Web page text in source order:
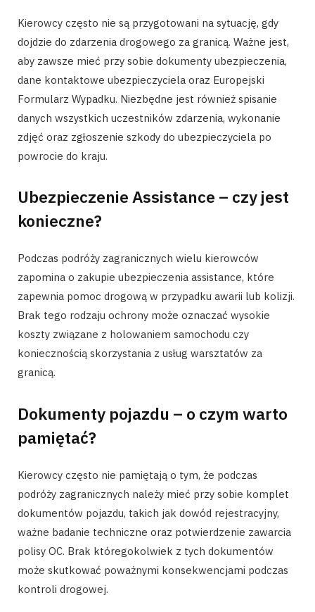
Kierowcy często nie są przygotowani na sytuację, gdy
dojdzie do zdarzenia drogowego za granicą. Ważne jest,
aby zawsze mieć przy sobie dokumenty ubezpieczenia,
dane kontaktowe ubezpieczyciela oraz Europejski
Formularz Wypadku. Niezbędne jest również spisanie
danych wszystkich uczestników zdarzenia, wykonanie
zdjęć oraz zgłoszenie szkody do ubezpieczyciela po
powrocie do kraju.
Ubezpieczenie Assistance – czy jest
konieczne?
Podczas podróży zagranicznych wielu kierowców
zapomina o zakupie ubezpieczenia assistance, które
zapewnia pomoc drogową w przypadku awarii lub kolizji.
Brak tego rodzaju ochrony może oznaczać wysokie
koszty związane z holowaniem samochodu czy
koniecznością skorzystania z usług warsztatów za
granicą.
Dokumenty pojazdu – o czym warto
pamiętać?
Kierowcy często nie pamiętają o tym, że podczas
podróży zagranicznych należy mieć przy sobie komplet
dokumentów pojazdu, takich jak dowód rejestracyjny,
ważne badanie techniczne oraz potwierdzenie zawarcia
polisy OC. Brak któregokolwiek z tych dokumentów
może skutkować poważnymi konsekwencjami podczas
kontroli drogowej.